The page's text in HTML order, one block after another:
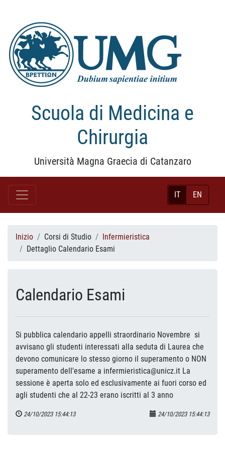
Scuola di Medicina e
Chirurgia
Università Magna Graecia di Catanzaro
IT EN
Inizio Corsi di Studio
Infermieristica
Dettaglio Calendario Esami
Calendario Esami
Si pubblica calendario appelli straordinario Novembre si
avvisano gli studenti interessati alla seduta di Laurea che
devono comunicare lo stesso giorno il superamento o NON
superamento dell'esame a infermieristica@unicz.it La
sessione è aperta solo ed esclusivamente ai fuori corso ed
agli studenti che al 22-23 erano iscritti al 3 anno
24/10/2023 15:44:13 24/10/2023 15:44:13